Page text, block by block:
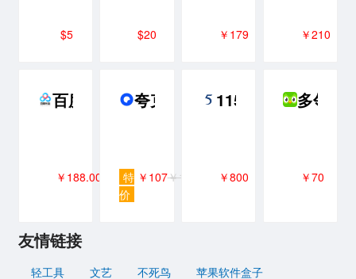
$5 $20 ￥179 ￥210
百度网盘超级会员SVIP年卡
￥188.00
夸克网盘SVIP超级会员年卡
特
价
￥107￥118
115网盘 8年VIP 含
￥800
多邻国
￥70
友情链接
轻工具 文艺 不死鸟 苹果软件盒子